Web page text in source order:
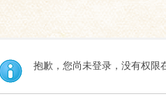
抱歉，您尚未登录，没有权限